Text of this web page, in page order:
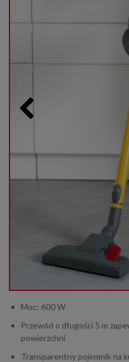
Moc: 600 W
Przewód o długości 5 m
powierzchni
Transparentny pojemnik na